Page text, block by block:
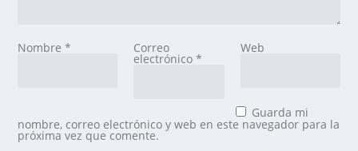
Nombre* Correo
electrónico *
Web
Guarda mi
nombre, correo electrónico y web en este navegador para la
próxima vez que comente.